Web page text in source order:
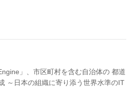
」、市区町村を含む自治体の 都道
～日本の組織に寄り添う世界水準のIT